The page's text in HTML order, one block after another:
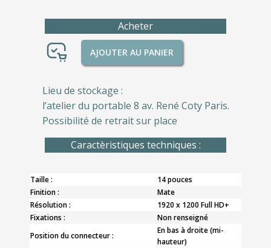
Acheter
AJOUTER AU PANIER
Lieu de stockage :
l’atelier du portable 8 av. René Coty Paris.
Possibilité de retrait sur place
Caractèristiques techniques :
Taille :
14 pouces
Finition :
Mate
Résolution :
1920 x 1200 Full HD+
Fixations :
Non renseigné
Position du connecteur :
En bas à droite (mi-
hauteur)